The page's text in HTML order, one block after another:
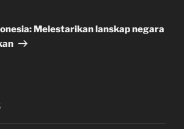
Melestarikan lanskap negara